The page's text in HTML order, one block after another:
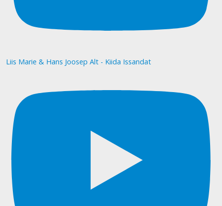
Liis Marie & Hans Joosep Alt - Kiida Issandat